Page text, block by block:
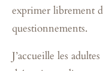
exprimer librement
questionnements.
J’accueille les